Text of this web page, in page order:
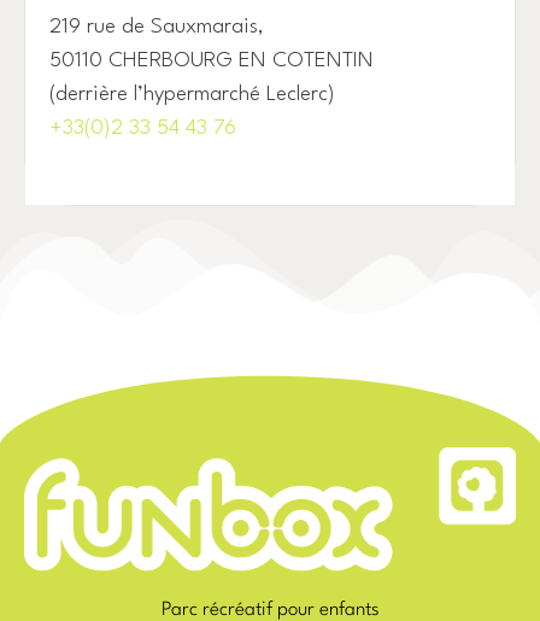
219 rue de Sauxmarais,
50110 CHERBOURG EN COTENTIN
(derrière l’hypermarché Leclerc)
+33(0)2 33 54 43 76
Parc récréatif pour enfants